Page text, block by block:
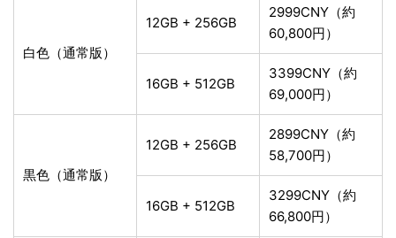
白色（通常版）
12GB + 256GB
2999CNY（約
60,800円）
16GB + 512GB
3399CNY（約
69,000円）
黒色（通常版）
12GB + 256GB
2899CNY（約
58,700円）
16GB + 512GB
3299CNY（約
66,800円）